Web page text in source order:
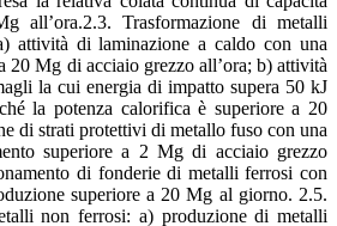
all’ora.2.3. Trasformazione di metalli
attività di laminazione a caldo con una
20 Mg di acciaio grezzo all’ora; b) attività
la cui energia di impatto supera 50 kJ
la potenza calorifica è superiore a 20
di strati protettivi di metallo fuso con una
superiore a 2 Mg di acciaio grezzo
di fonderie di metalli ferrosi con
superiore a 20 Mg al giorno. 2.5.
non ferrosi: a) produzione di metalli